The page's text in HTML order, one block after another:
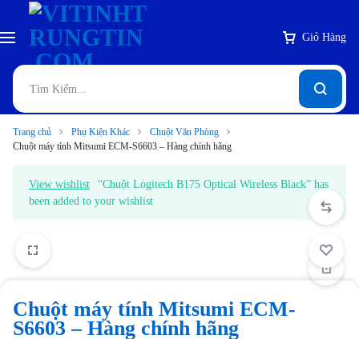
Giỏ Hàng
Trang chủ Phụ Kiện Khác
Chuột Văn Phòng
Chuột máy tính Mitsumi ECM-S6603 – Hàng chính hãng
View wishlist
“Chuột Logitech B175 Optical Wireless Black” has
been added to your wishlist
Chuột máy tính Mitsumi ECM-
S6603 – Hàng chính hãng